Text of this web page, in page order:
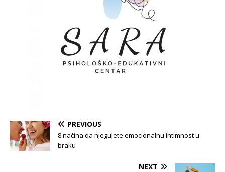
PREVIOUS
8 načina da njegujete emocionalnu intimnost u
braku
NEXT